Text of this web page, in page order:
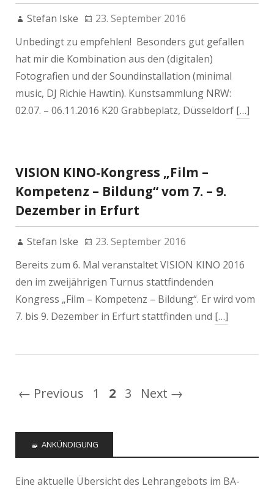
Stefan Iske
23. September 2016
Unbedingt zu empfehlen! Besonders gut gefallen
hat mir die Kombination aus den (digitalen)
Fotografien und der Soundinstallation (minimal
music, DJ Richie Hawtin). Kunstsammlung NRW:
02.07. – 06.11.2016 K20 Grabbeplatz, Düsseldorf […]
VISION KINO-Kongress „Film –
Kompetenz – Bildung“ vom 7. – 9.
Dezember in Erfurt
Stefan Iske
23. September 2016
Bereits zum 6. Mal veranstaltet VISION KINO 2016
den im zweijährigen Turnus stattfindenden
Kongress „Film – Kompetenz – Bildung“. Er wird vom
7. bis 9. Dezember in Erfurt stattfinden und […]
← Previous 1 2 3 Next →
ANKÜNDIGUNG
Eine aktuelle Übersicht des Lehrangebots im BA-